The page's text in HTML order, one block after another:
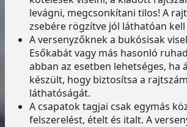
levágni, megcsonkítani tilos! A
zsebére rögzítve jól láthatóan kell
A versenyzőknek a bukósisak
Esőkabát vagy más hasonló
abban az esetben lehetséges, ha
készült, hogy biztosítsa a
láthatóságát.
A csapatok tagjai csak egymás
felszerelést, ételt és italt. A